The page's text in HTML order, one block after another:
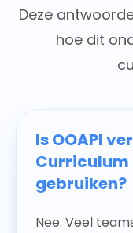
Deze
hoe dit
Is OOAPI
Curriculum
gebruiken?
Nee. Veel